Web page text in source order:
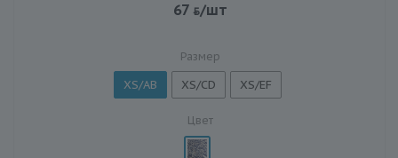
67 /шт
Размер
XS/AB XS/CD XS/EF
Цвет